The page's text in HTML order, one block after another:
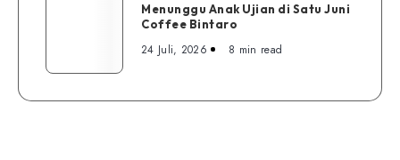
Satu
Juni
Menunggu Anak Ujian di Satu Juni
Coffee Bintaro
24 Juli, 2026 8 min read